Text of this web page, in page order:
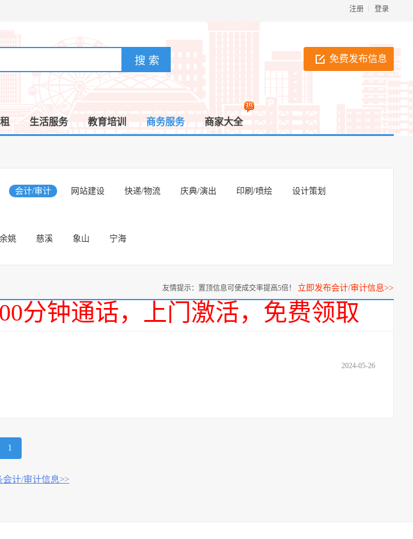
登录
注册
免费发布信息
生活服务 教育培训 商务服务 商家大全
会计/审计 网站建设 快递/物流 庆典/演出 印刷/喷绘 设计策划
余姚 慈溪 象山 宁海
友情提示：置顶信息可使成交率提高5倍！ 立即发布会计/审计信息>>
分钟通话，上门激活，免费领取
2024-05-26
1
会计/审计信息>>